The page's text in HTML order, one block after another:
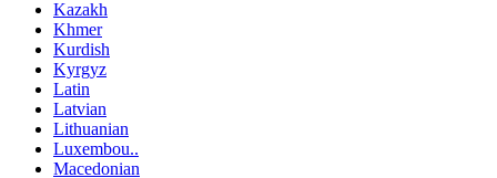
Kazakh
Khmer
Kurdish
Kyrgyz
Latin
Latvian
Lithuanian
Luxembou..
Macedonian